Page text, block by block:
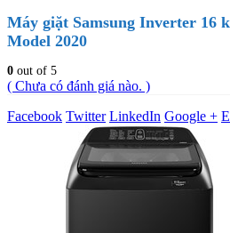
Máy giặt Samsung Inverter 16
Model 2020
0 out of 5
( Chưa có đánh giá nào. )
Facebook Twitter LinkedIn Google +